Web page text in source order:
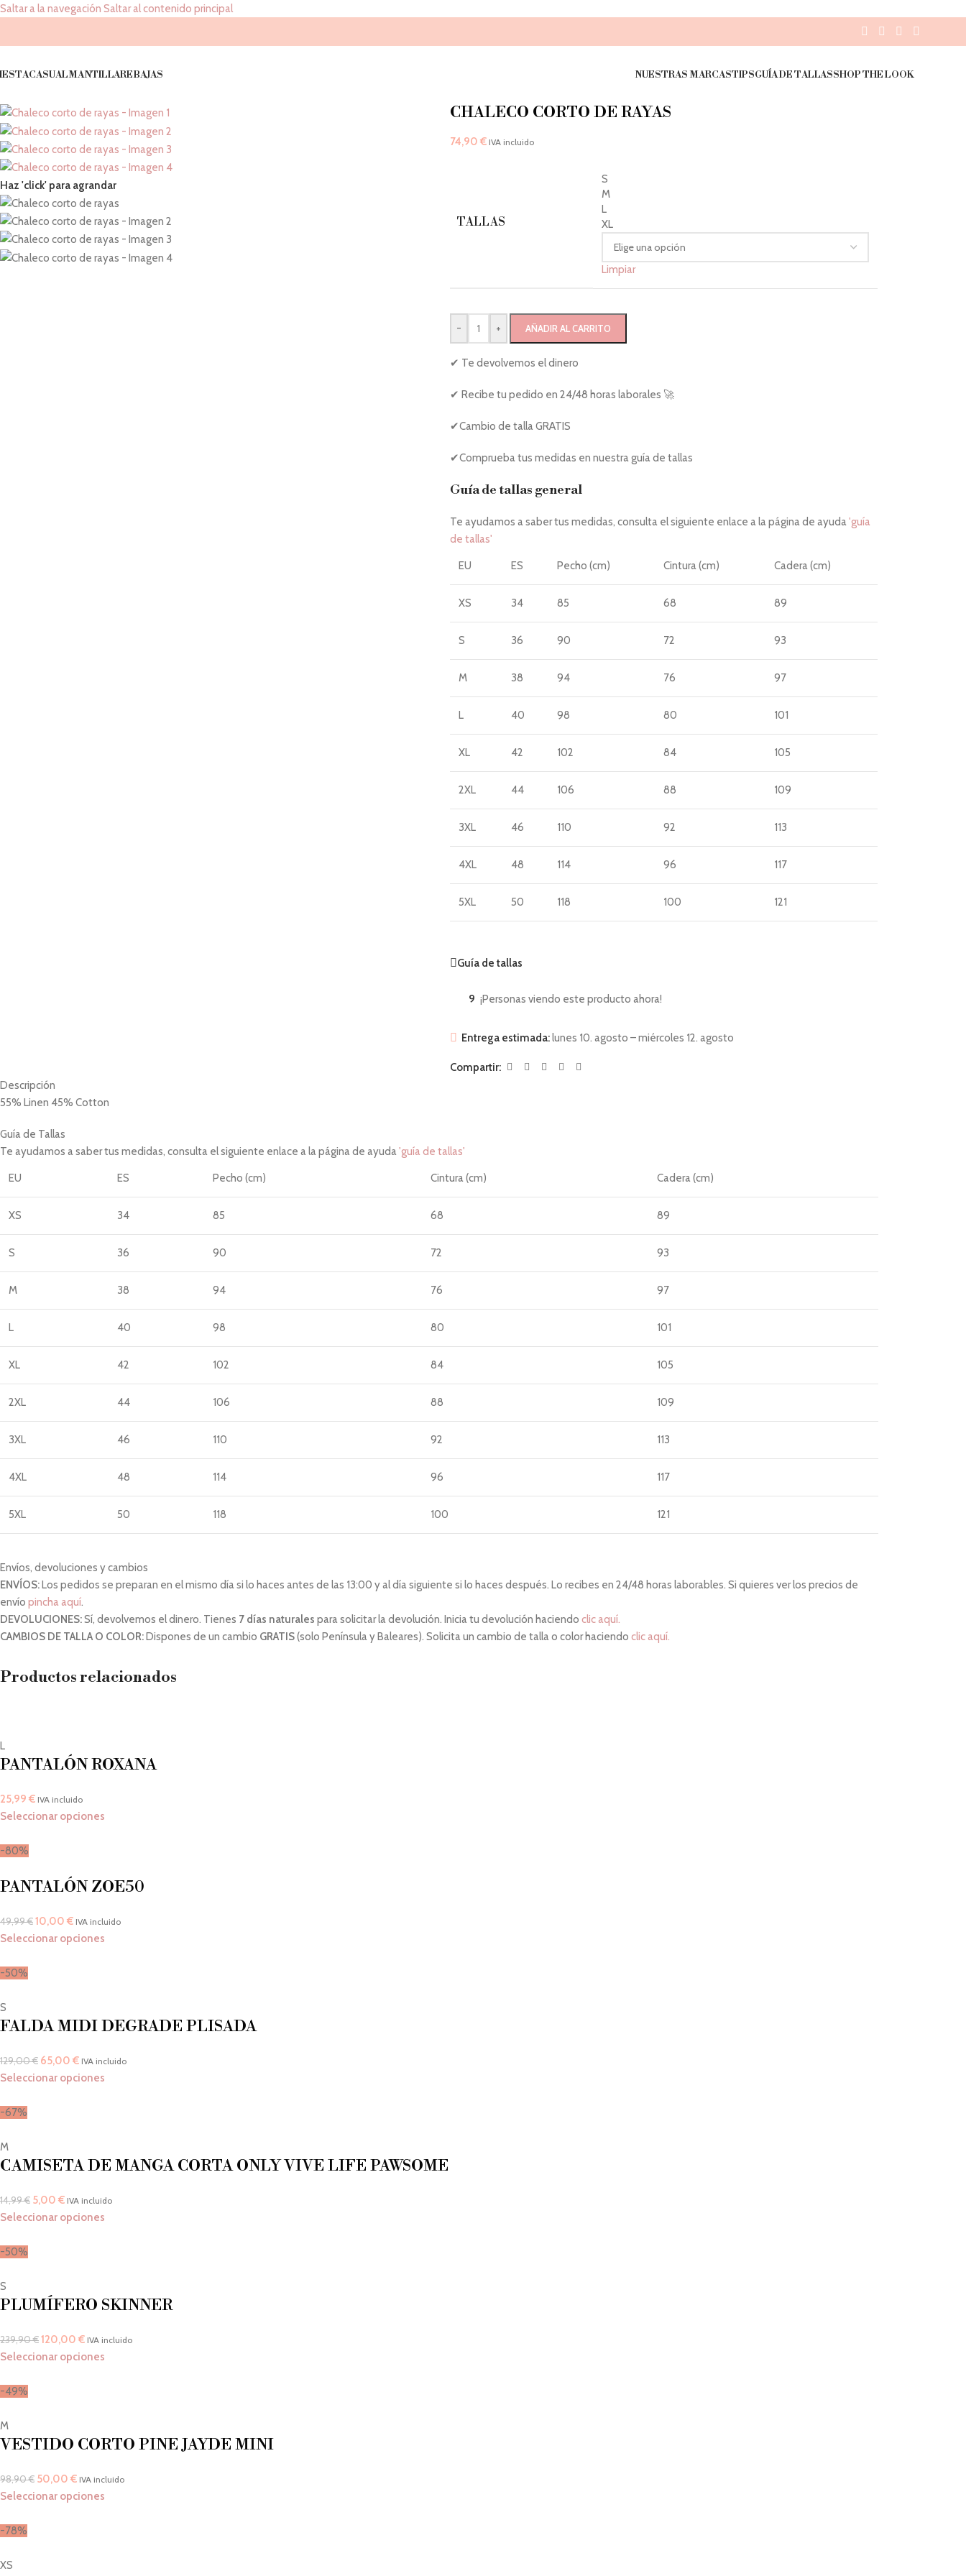
Saltar a la navegación Saltar al contenido principal
CASUALMANTILLAREBAJAS NUESTRAS MARCASTIPSGUÍA DE TALLASSHOP THE LOOK
Haz 'click' para agrandar
CHALECO CORTO DE RAYAS
74,90 € IVA incluido
TALLAS
S
M
L
XL
Limpiar
- + AÑADIR AL CARRITO
✔ Te devolvemos el dinero
✔ Recibe tu pedido en 24/48 horas laborales 🚀
✔Cambio de talla GRATIS
✔Comprueba tus medidas en nuestra guía de tallas
Guía de tallas general
Te ayudamos a saber tus medidas, consulta el siguiente enlace a la página de ayuda'guía
de tallas'
EU ES Pecho (cm) Cintura (cm) Cadera (cm)
XS 34 85 68 89
S 36 90 72 93
M 38 94 76 97
L 40 98 80 101
XL 42 102 84 105
2XL 44 106 88 109
3XL 46 110 92 113
4XL 48 114 96 117
5XL 50 118 100 121
Guía de tallas
9 ¡Personas viendo este producto ahora!
Entrega estimada:lunes 10. agosto – miércoles 12. agosto
Compartir:
Descripción
55% Linen 45% Cotton
Guía de Tallas
Te ayudamos a saber tus medidas, consulta el siguiente enlace a la página de ayuda'guía de tallas'
EU ES Pecho (cm) Cintura (cm) Cadera (cm)
XS 34 85 68 89
S 36 90 72 93
M 38 94 76 97
L 40 98 80 101
XL 42 102 84 105
2XL 44 106 88 109
3XL 46 110 92 113
4XL 48 114 96 117
5XL 50 118 100 121
Envíos, devoluciones y cambios
ENVÍOS:Los pedidos se preparan en el mismo día si lo haces antes de las 13:00 y al día siguiente si lo haces después. Lo recibes en 24/48 horas laborables. Si quieres ver los precios de
envío pincha aquí.
DEVOLUCIONES:Sí, devolvemos el dinero. Tienes 7 días naturales para solicitar la devolución. Inicia tu devolución haciendo clic aquí.
CAMBIOS DE TALLA O COLOR:Dispones de un cambio GRATIS(solo Península y Baleares). Solicita un cambio de talla o color haciendo clic aquí.
Productos relacionados
L
PANTALÓN ROXANA
25,99 € IVA incluido
Seleccionar opciones
-80%
PANTALÓN ZOE50
49,99€10,00 € IVA incluido
Seleccionar opciones
-50%
S
FALDA MIDI DEGRADE PLISADA
129,00€ 65,00 € IVA incluido
Seleccionar opciones
-67%
M
CAMISETA DE MANGA CORTA ONLY VIVE LIFE PAWSOME
14,99€ 5,00 € IVA incluido
Seleccionar opciones
-50%
S
PLUMÍFERO SKINNER
239,90€120,00 € IVA incluido
Seleccionar opciones
-49%
M
VESTIDO CORTO PINE JAYDE MINI
98,90€ 50,00 € IVA incluido
Seleccionar opciones
-78%
XS